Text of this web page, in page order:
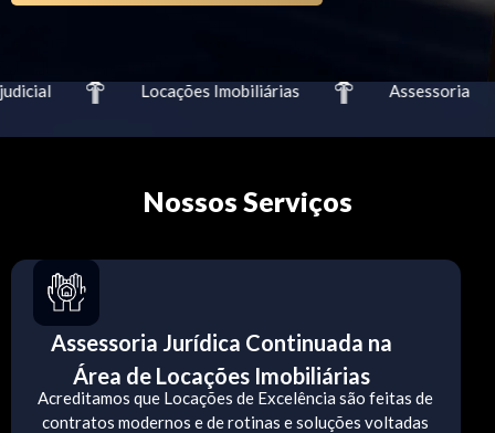
Locações Imobiliárias Assessoria
Nossos Serviços
Assessoria Jurídica Continuada na
Área de Locações Imobiliárias
Acreditamos que Locações de Excelência são feitas de
contratos modernos e de rotinas e soluções voltadas